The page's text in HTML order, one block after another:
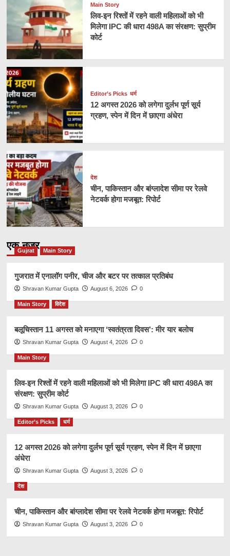
Main Story
लिव-इन रिश्तों में रहने वाली महिलाओं को भी
मिलेगा IPC की धारा 498A का संरक्षण: सुप्रीम
कोर्ट
Editor’s Picks धर्म
12 अगस्त 2026 को लगेगा दुर्लभ पूर्ण सूर्य
ग्रहण, स्पेन में दिन में छाएगा अंधेरा
देश
चीन, पाकिस्तान और बांग्लादेश सीमा पर रेलवे
नेटवर्क होगा मजबूत: रिपोर्ट
एक नज़र
Gujrat Main Story
गुजरात में एनालॉग पनीर, चीज और बटर पर तत्काल प्रतिबंध
Shravan Kumar Gupta August 6, 2026 0
Main Story विदेश
बलूचिस्तान 11 अगस्त को मनाएगा ‘स्वतंत्रता दिवस’: मीर यार बलोच
Shravan Kumar Gupta August 4, 2026 0
Main Story
लिव-इन रिश्तों में रहने वाली महिलाओं को भी मिलेगा IPC की धारा 498A का
संरक्षण: सुप्रीम कोर्ट
Shravan Kumar Gupta August 3, 2026 0
Editor’s Picks धर्म
12 अगस्त 2026 को लगेगा दुर्लभ पूर्ण सूर्य ग्रहण, स्पेन में दिन में छाएगा
अंधेरा
Shravan Kumar Gupta August 3, 2026 0
देश
चीन, पाकिस्तान और बांग्लादेश सीमा पर रेलवे नेटवर्क होगा मजबूत: रिपोर्ट
Shravan Kumar Gupta August 3, 2026 0